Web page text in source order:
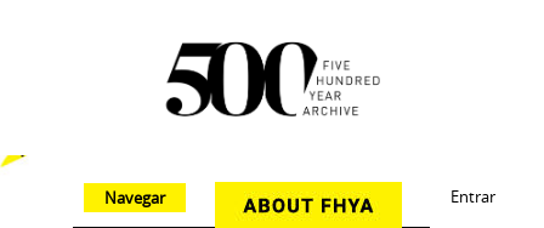
Entrar
Navegar